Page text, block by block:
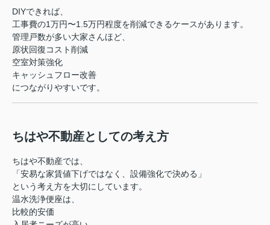
DIYできれば、
工事費の1万円〜1.5万円程度を削減できるケースがあります。
管理戸数が多い大家さんほど、
原状回復コスト削減
空室対策強化
キャッシュフロー改善
につながりやすいです。
ちはや不動産としての考え方
ちはや不動産では、
「安易な家賃値下げではなく、設備強化で決める」
という考え方を大切にしています。
温水洗浄便座は、
比較的安価